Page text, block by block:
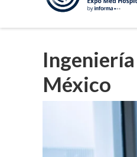
México